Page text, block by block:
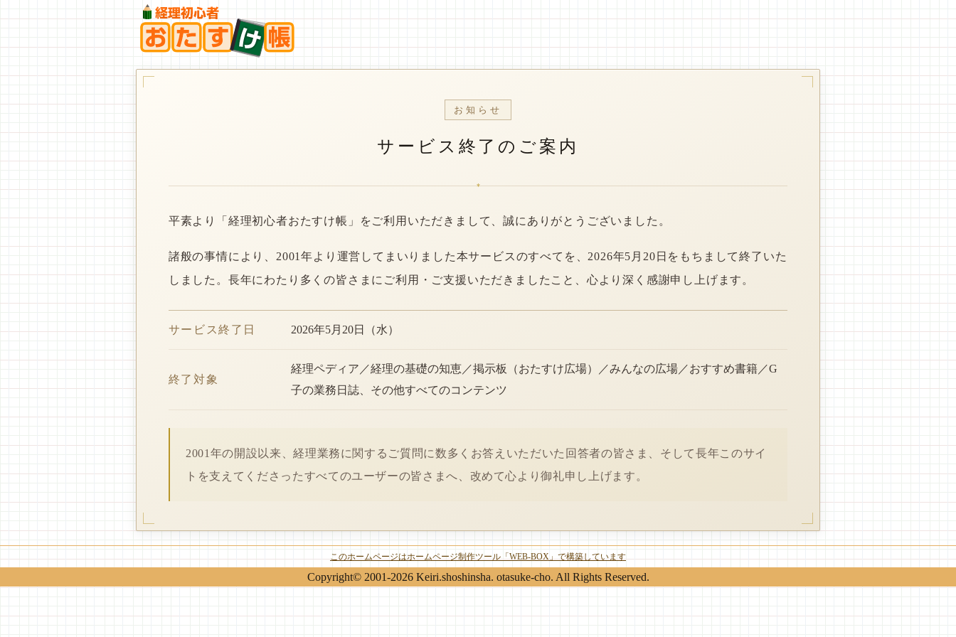
お知らせ
サービス終了のご案内
*
平素より「経理初心者おたすけ帳」をご利用いただきまして、誠にありがとうございました。
諸般の事情により、2001年より運営してまいりました本サービスのすべてを、2026年5月20日をもちまして終了いた
しました。長年にわたり多くの皆さまにご利用・ご支援いただきましたこと、心より深く感謝申し上げます。
サービス終了日 2026年5月20日（水）
終了対象
経理ペディア／経理の基礎の知恵／掲示板（おたすけ広場）／みんなの広場／おすすめ書籍／G
子の業務日誌、その他すべてのコンテンツ
2001年の開設以来、経理業務に関するご質問に数多くお答えいただいた回答者の皆さま、そして長年このサイ
トを支えてくださったすべてのユーザーの皆さまへ、改めて心より御礼申し上げます。
このホームページはホームページ制作ツール「WEB-BOX」で構築しています
Copyright© 2001-2026 Keiri.shoshinsha. otasuke-cho. All Rights Reserved.